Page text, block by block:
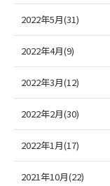
2022年5月(31)
2022年4月(9)
2022年3月(12)
2022年2月(30)
2022年1月(17)
2021年10月(22)